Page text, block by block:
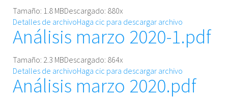
Tamaño: 1.8 MBDescargado: 880x
Detalles de archivoHaga cic para descargar archivo
Análisis marzo 2020-1.pdf
Tamaño: 2.3 MBDescargado: 864x
Detalles de archivoHaga cic para descargar archivo
Análisis marzo 2020.pdf